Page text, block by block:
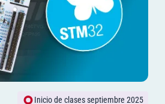
Inicio de clases septiembre 2025